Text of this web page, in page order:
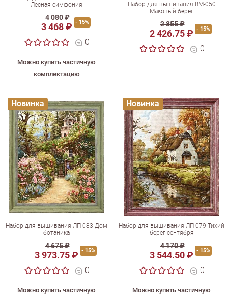
Лесная симфония
4 080 ₽
3 468 ₽ - 15%
0
Можно купить частичную
комплектацию
Набор для вышивания ВМ-050
Маковый берег
2 855 ₽
2 426.75 ₽ - 15%
0
Набор для вышивания ЛП-083 Дом
ботаника
4 675 ₽
3 973.75 ₽ - 15%
0
Можно купить частичную
Новинка
Набор для вышивания ЛП-079 Тихий
берег сентября
4 170 ₽
3 544.50 ₽ - 15%
0
Можно купить частичную
Новинка